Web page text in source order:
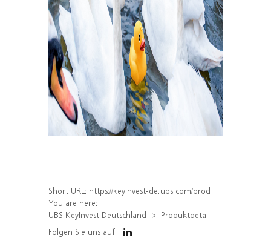
Short URL: https://keyinvest-de.ubs.com/produkt/detail/index/isin/DE000WA8F0H0
You are here:
UBS KeyInvest Deutschland
Produktdetail
Folgen Sie uns auf